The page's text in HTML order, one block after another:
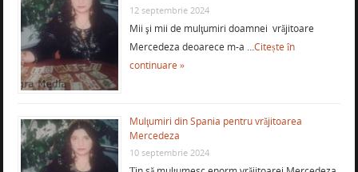
12 septembrie 2024
Mii şi mii de mulţumiri doamnei vrăjitoare
Mercedeza deoarece m-a …Citește în
continuare »
Mulţumiri din Spania pentru vrăjitoarea
Mercedeza
10 septembrie 2024